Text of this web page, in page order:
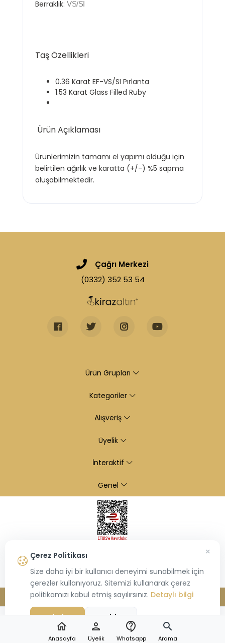
Berraklık: VS/SI
Taş Özellikleri
0.36 Karat EF-VS/SI Pırlanta
1.53 Karat Glass Filled Ruby
Ürün Açıklaması
Ürünlerimizin tamamı el yapımı olduğu için
belirtilen ağırlık ve karatta (+/-) %5 sapma
oluşabilmektedir.
Çağrı Merkezi
(0332) 352 53 54
Ürün Grupları
Kategoriler
Alışveriş
Üyelik
İnteraktif
Genel
© 2026 Kiraz Altın- Tüm hakları saklıdır.
Bu site,Hiosis®tarafından geliştirilmişE-Ticaretpaketleri ile oluşturulmuştur.
home
Anasayfa
person
Üyelik
contact_support
Whatsapp
search
Arama
Çerez Politikası
Size daha iyi bir kullanıcı deneyimi sunabilmek için
çerezler kullanıyoruz. Sitemizi kullanarak çerez
politikamızı kabul etmiş sayılırsınız. Detaylı bilgi
Kabul Et Reddet
×